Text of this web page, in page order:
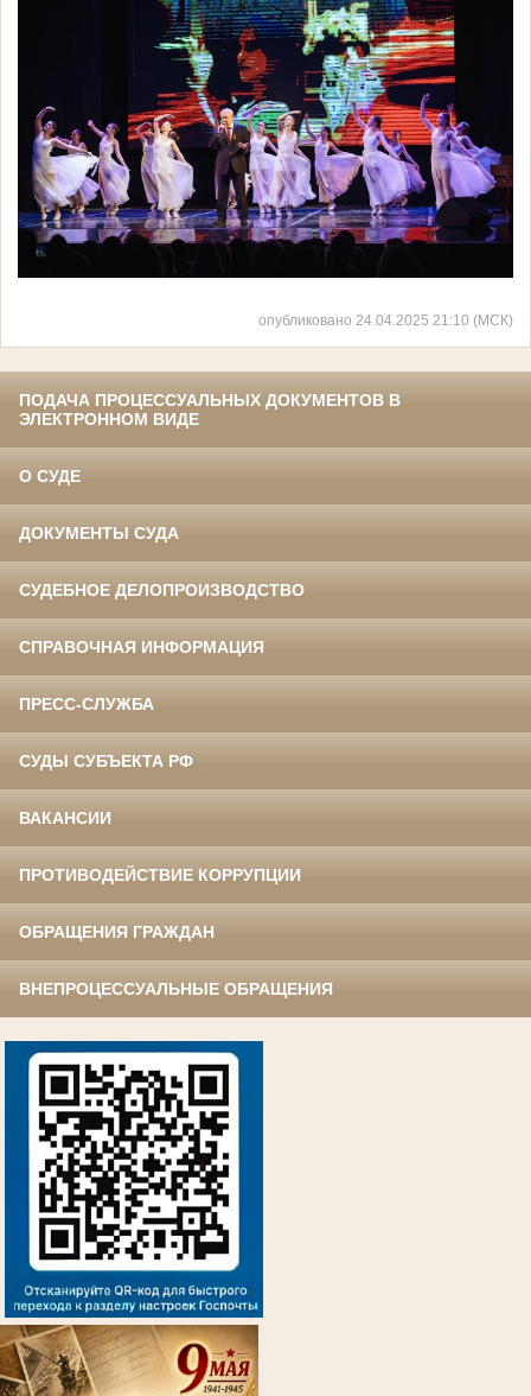
опубликовано 24.04.2025 21:10 (МСК)
ПОДАЧА ПРОЦЕССУАЛЬНЫХ ДОКУМЕНТОВ В
ЭЛЕКТРОННОМ ВИДЕ
О СУДЕ
ДОКУМЕНТЫ СУДА
СУДЕБНОЕ ДЕЛОПРОИЗВОДСТВО
СПРАВОЧНАЯ ИНФОРМАЦИЯ
ПРЕСС-СЛУЖБА
СУДЫ СУБЪЕКТА РФ
ВАКАНСИИ
ПРОТИВОДЕЙСТВИЕ КОРРУПЦИИ
ОБРАЩЕНИЯ ГРАЖДАН
ВНЕПРОЦЕССУАЛЬНЫЕ ОБРАЩЕНИЯ